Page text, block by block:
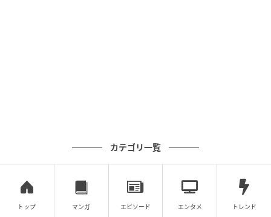
カテゴリ一覧
トップ マンガ エピソード エンタメ トレンド